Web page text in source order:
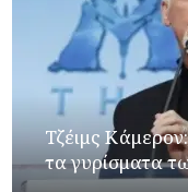
Τζέιμς
τα γυρίσματα